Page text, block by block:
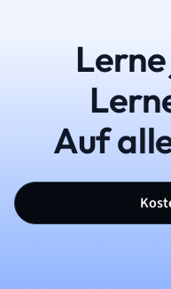
Auf